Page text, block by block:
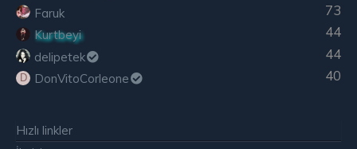
73
Faruk
44
Kurtbeyi
44
delipetek
D 40
DonVitoCorleone
Hızlı linkler